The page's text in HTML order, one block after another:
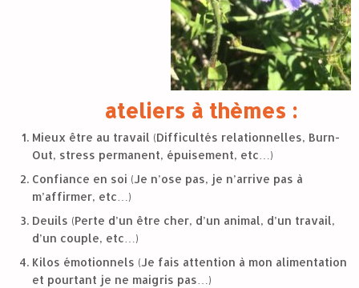
ateliers à thèmes :
Mieux être au travail (Difficultés relationnelles, Burn-
Out, stress permanent, épuisement, etc…)
Confiance en soi (Je n’ose pas, je n’arrive pas à
m’affirmer, etc…)
Deuils (Perte d’un être cher, d’un animal, d’un travail,
d’un couple, etc…)
Kilos émotionnels (Je fais attention à mon alimentation
et pourtant je ne maigris pas…)